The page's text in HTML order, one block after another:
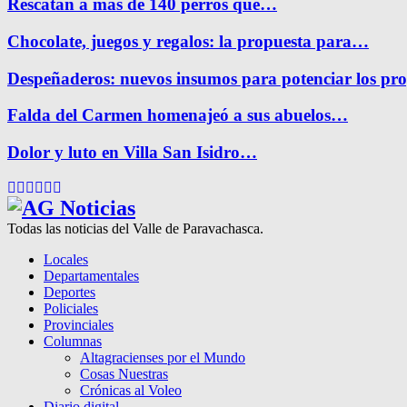
Rescatan a más de 140 perros que…
Chocolate, juegos y regalos: la propuesta para…
Despeñaderos: nuevos insumos para potenciar los
Falda del Carmen homenajeó a sus abuelos…
Dolor y luto en Villa San Isidro…
Facebook
Twitter
Instagram
Pinterest
Google
Todas las noticias del Valle de Paravachasca.
Locales
Departamentales
Deportes
Policiales
Provinciales
Columnas
Altagracienses por el Mundo
Cosas Nuestras
Crónicas al Voleo